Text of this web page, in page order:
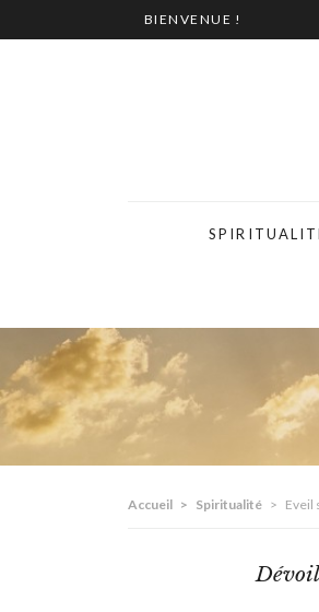
BIENVENUE !
Accueil > Spiritualité > Eveil